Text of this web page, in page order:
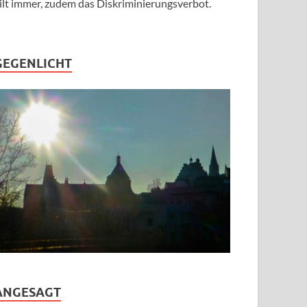
immer, zudem das Diskriminierungsverbot.